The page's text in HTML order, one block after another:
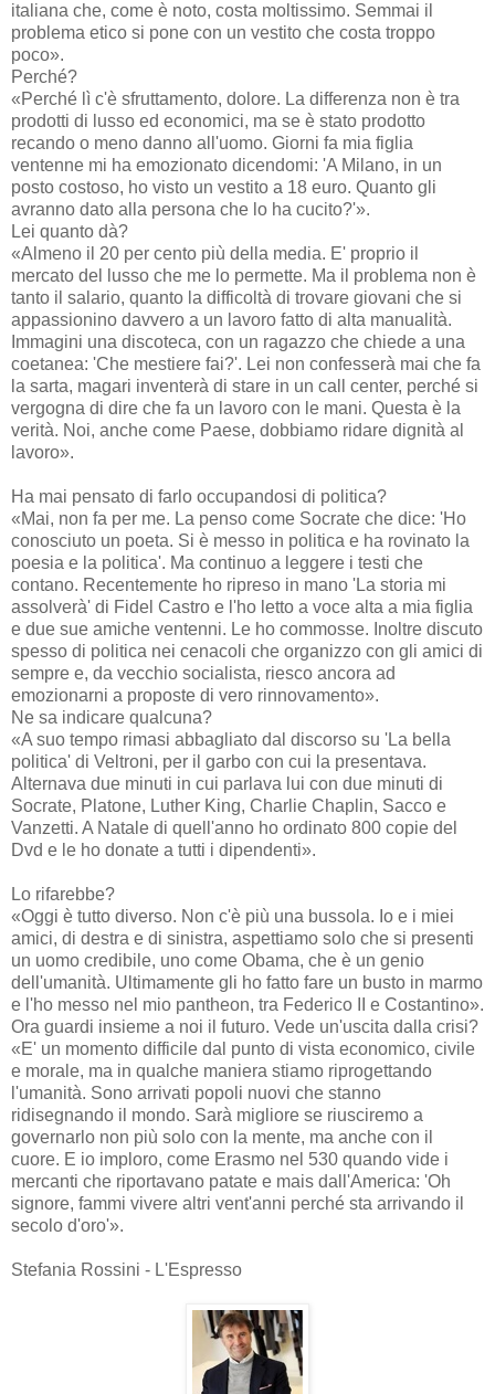
italiana che, come è noto, costa moltissimo. Semmai il
problema etico si pone con un vestito che costa troppo
poco».
Perché?
«Perché lì c'è sfruttamento, dolore. La differenza non è tra
prodotti di lusso ed economici, ma se è stato prodotto
recando o meno danno all'uomo. Giorni fa mia figlia
ventenne mi ha emozionato dicendomi: 'A Milano, in un
posto costoso, ho visto un vestito a 18 euro. Quanto gli
avranno dato alla persona che lo ha cucito?'».
Lei quanto dà?
«Almeno il 20 per cento più della media. E' proprio il
mercato del lusso che me lo permette. Ma il problema non è
tanto il salario, quanto la difficoltà di trovare giovani che si
appassionino davvero a un lavoro fatto di alta manualità.
Immagini una discoteca, con un ragazzo che chiede a una
coetanea: 'Che mestiere fai?'. Lei non confesserà mai che fa
la sarta, magari inventerà di stare in un call center, perché si
vergogna di dire che fa un lavoro con le mani. Questa è la
verità. Noi, anche come Paese, dobbiamo ridare dignità al
lavoro».
Ha mai pensato di farlo occupandosi di politica?
«Mai, non fa per me. La penso come Socrate che dice: 'Ho
conosciuto un poeta. Si è messo in politica e ha rovinato la
poesia e la politica'. Ma continuo a leggere i testi che
contano. Recentemente ho ripreso in mano 'La storia mi
assolverà' di Fidel Castro e l'ho letto a voce alta a mia figlia
e due sue amiche ventenni. Le ho commosse. Inoltre discuto
spesso di politica nei cenacoli che organizzo con gli amici di
sempre e, da vecchio socialista, riesco ancora ad
emozionarni a proposte di vero rinnovamento».
Ne sa indicare qualcuna?
«A suo tempo rimasi abbagliato dal discorso su 'La bella
politica' di Veltroni, per il garbo con cui la presentava.
Alternava due minuti in cui parlava lui con due minuti di
Socrate, Platone, Luther King, Charlie Chaplin, Sacco e
Vanzetti. A Natale di quell'anno ho ordinato 800 copie del
Dvd e le ho donate a tutti i dipendenti».
Lo rifarebbe?
«Oggi è tutto diverso. Non c'è più una bussola. Io e i miei
amici, di destra e di sinistra, aspettiamo solo che si presenti
un uomo credibile, uno come Obama, che è un genio
dell'umanità. Ultimamente gli ho fatto fare un busto in marmo
e l'ho messo nel mio pantheon, tra Federico II e Costantino».
Ora guardi insieme a noi il futuro. Vede un'uscita dalla crisi?
«E' un momento difficile dal punto di vista economico, civile
e morale, ma in qualche maniera stiamo riprogettando
l'umanità. Sono arrivati popoli nuovi che stanno
ridisegnando il mondo. Sarà migliore se riusciremo a
governarlo non più solo con la mente, ma anche con il
cuore. E io imploro, come Erasmo nel 530 quando vide i
mercanti che riportavano patate e mais dall'America: 'Oh
signore, fammi vivere altri vent'anni perché sta arrivando il
secolo d'oro'».
Stefania Rossini - L'Espresso